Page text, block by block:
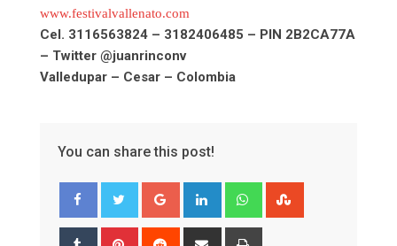
www.festivalvallenato.com
Cel. 3116563824 – 3182406485 – PIN 2B2CA77A
– Twitter @juanrinconv
Valledupar – Cesar – Colombia
You can share this post!
Google+ LinkedIn Whatsapp
Tumblr Pinterest Reddit
Share